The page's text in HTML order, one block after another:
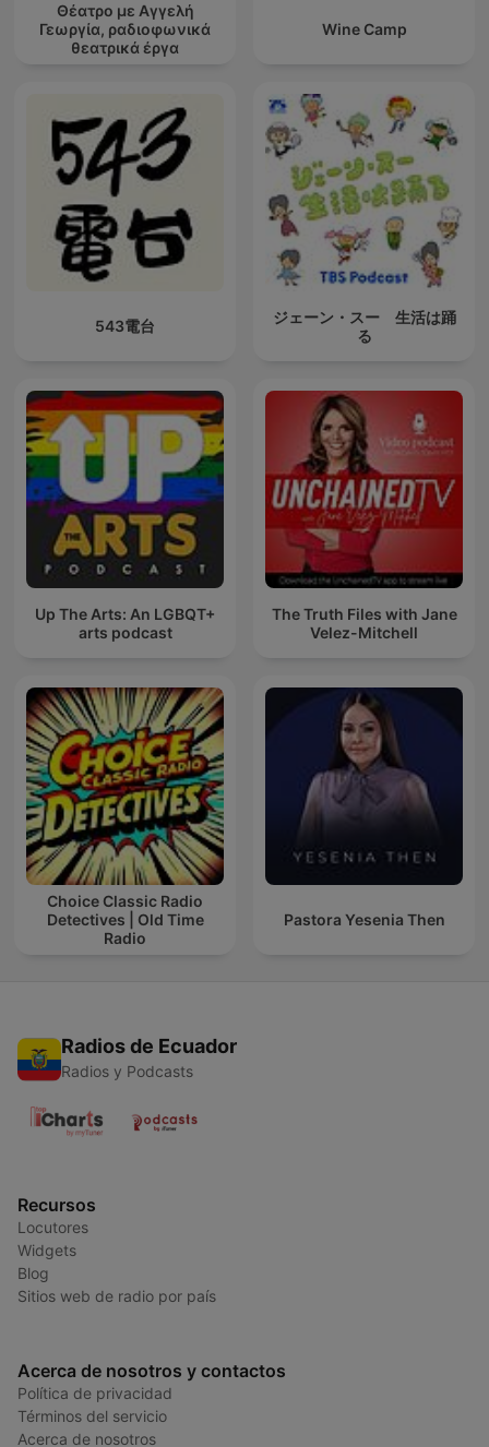
Θέατρο με Αγγελή
Γεωργία, ραδιοφωνικά
θεατρικά έργα
Wine Camp
543電台
ジェーン・スー 生活は踊
る
Up The Arts: An LGBQT+
arts podcast
The Truth Files with Jane
Velez-Mitchell
Choice Classic Radio
Detectives | Old Time
Radio
Pastora Yesenia Then
Radios de Ecuador
Radios y Podcasts
Recursos
Locutores
Widgets
Blog
Sitios web de radio por país
Acerca de nosotros y contactos
Política de privacidad
Términos del servicio
Acerca de nosotros